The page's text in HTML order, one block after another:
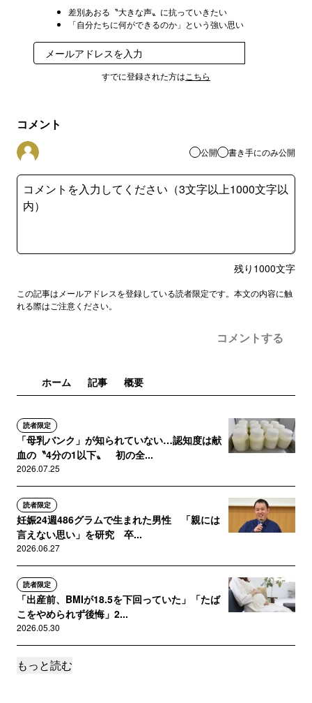
差別あおる〝大きな声〟に抗っていきたい
「自分たちに何ができるのか」という強い思い
すでに登録された方は こちら
コメント
公開 書き手にのみ公開
残り 1000文字
この記事はメールアドレスを登録している読者限定です。本文の内容に触
れる際はご注意ください。
コメントする
ホーム 記事 概要
読者限定
「母乳バンク」が知られていない…認知度は献
血の〝4分の1以下〟 初の全...
2026.07.25
読者限定
妊娠24週486グラムで生まれた男性 「親には
言えない思い」を研究 卒...
2026.06.27
読者限定
「出産前、BMIが18.5を下回っていた」「たば
こをやめられず後悔」2...
2026.05.30
読者限定
もっと読む